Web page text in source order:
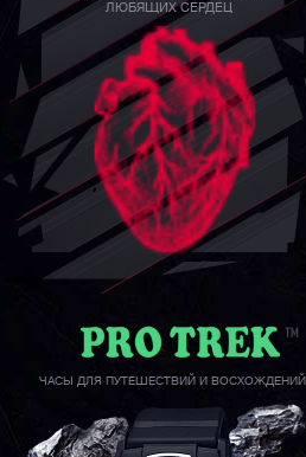
ЛЮБЯЩИХ СЕРДЕЦ
ЧАСЫ ДЛЯ ПУТЕШЕСТВИЙ И ВОСХОЖДЕНИЙ